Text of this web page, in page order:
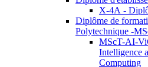
X-4A -
Diplôme de
Polytechnique -
MScT-AI-
Intelligence
Computing